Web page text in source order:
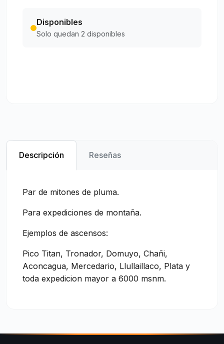
Disponibles
Solo quedan 2 disponibles
Descripción Reseñas
Par de mitones de pluma.
Para expediciones de montaña.
Ejemplos de ascensos:
Pico Titan, Tronador, Domuyo, Chañi,
Aconcagua, Mercedario, Llullaillaco, Plata y
toda expedicion mayor a 6000 msnm.